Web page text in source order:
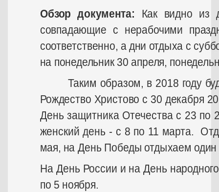
Обзор документа: Как видно из
совпадающие с нерабочими
соответственно, а дни отдыха с
на понедельник 30 апреля,
Таким образом, в 2018 году
Рождество Христово с 30 декабря
День защитника Отечества с 23
женский день - с 8 по 11 марта.
мая, на День Победы отдыхаем один
На День России и на День
по 5 ноября.